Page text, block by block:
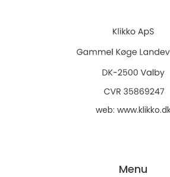
web:
Menu